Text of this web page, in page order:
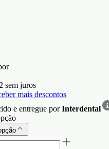
sem juros
mais descontos
e entregue porInterdental